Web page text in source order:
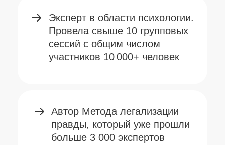
с вопросами к себе
и создатель метафорических
которые стали
бестселлерами еще
до старта продаж
в социальной сфере и сфере
образования